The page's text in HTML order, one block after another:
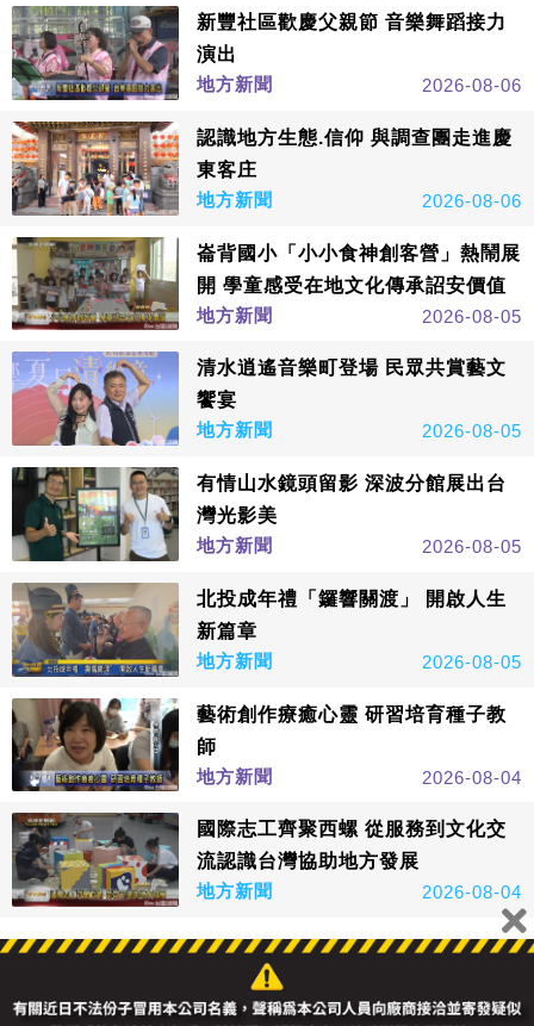
新豐社區歡慶父親節 音樂舞蹈接力
演出
地方新聞
2026-08-06
認識地方生態.信仰 與調查團走進慶
東客庄
地方新聞
2026-08-06
崙背國小「小小食神創客營」熱鬧展
開 學童感受在地文化傳承詔安價值
地方新聞
2026-08-05
清水逍遙音樂町登場 民眾共賞藝文
饗宴
地方新聞
2026-08-05
有情山水鏡頭留影 深波分館展出台
灣光影美
地方新聞
2026-08-05
北投成年禮「鑼響關渡」 開啟人生
新篇章
地方新聞
2026-08-05
藝術創作療癒心靈 研習培育種子教
師
地方新聞
2026-08-04
國際志工齊聚西螺 從服務到文化交
流認識台灣協助地方發展
地方新聞
2026-08-04
看更多